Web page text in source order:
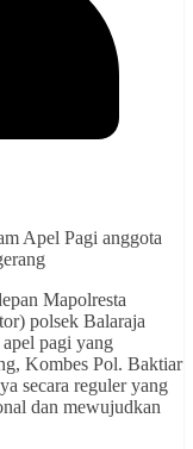
Apel Pagi anggota
Mapolresta
polsek Balaraja
pagi yang
Kombes Pol. Baktiar
secara reguler yang
dan mewujudkan